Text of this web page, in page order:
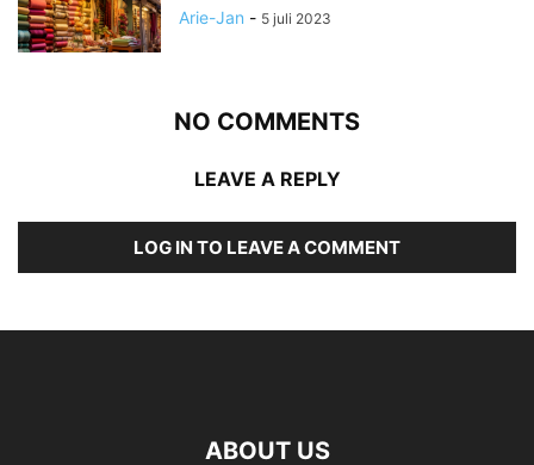
Arie-Jan - 5 juli 2023
NO COMMENTS
LEAVE A REPLY
LOG IN TO LEAVE A COMMENT
ABOUT US